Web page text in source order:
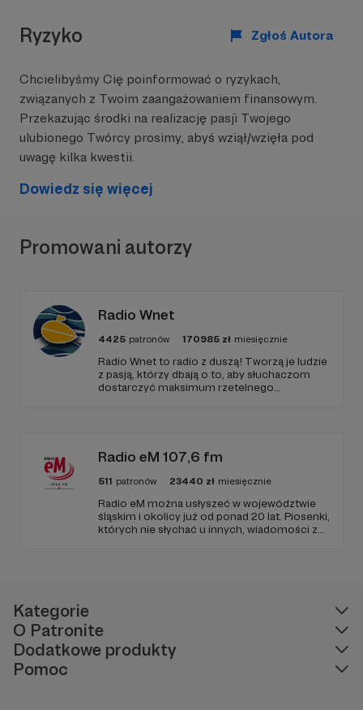
Ryzyko Zgłoś Autora
Chcielibyśmy Cię poinformować o ryzykach,
związanych z Twoim zaangażowaniem finansowym.
Przekazując środki na realizację pasji Twojego
ulubionego Twórcy prosimy, abyś wziął/wzięła pod
uwagę kilka kwestii.
Dowiedz się więcej
Promowani autorzy
Radio Wnet
4425 patronów 170985 zł miesięcznie
Radio Wnet to radio z duszą! Tworzą je ludzie
z pasją, którzy dbają o to, aby słuchaczom
dostarczyć maksimum rzetelnego
Radio eM 107,6 fm
511 patronów 23440 zł miesięcznie
Radio eM można usłyszeć w województwie
śląskim i okolicy już od ponad 20 lat. Piosenki,
których nie słychać u innych, wiadomości z
Kategorie
O Patronite
Dodatkowe produkty
Pomoc